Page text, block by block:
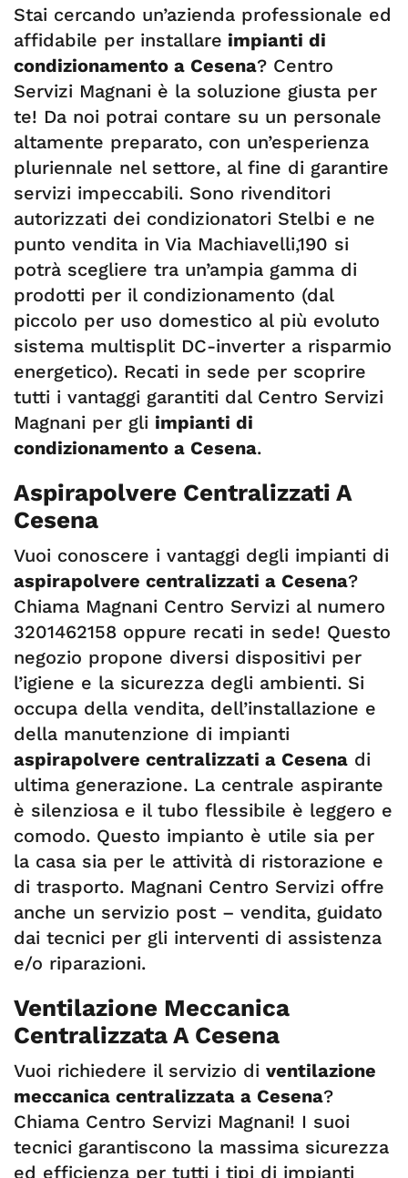
Stai cercando un’azienda professionale ed
affidabile per installare impianti di
condizionamento a Cesena? Centro
Servizi Magnani è la soluzione giusta per
te! Da noi potrai contare su un personale
altamente preparato, con un’esperienza
pluriennale nel settore, al fine di garantire
servizi impeccabili. Sono rivenditori
autorizzati dei condizionatori Stelbi e ne
punto vendita in Via Machiavelli,190 si
potrà scegliere tra un’ampia gamma di
prodotti per il condizionamento (dal
piccolo per uso domestico al più evoluto
sistema multisplit DC-inverter a risparmio
energetico). Recati in sede per scoprire
tutti i vantaggi garantiti dal Centro Servizi
Magnani per gli impianti di
condizionamento a Cesena.
Aspirapolvere Centralizzati A
Cesena
Vuoi conoscere i vantaggi degli impianti di
aspirapolvere centralizzati a Cesena?
Chiama Magnani Centro Servizi al numero
3201462158 oppure recati in sede! Questo
negozio propone diversi dispositivi per
l’igiene e la sicurezza degli ambienti. Si
occupa della vendita, dell’installazione e
della manutenzione di impianti
aspirapolvere centralizzati a Cesena di
ultima generazione. La centrale aspirante
è silenziosa e il tubo flessibile è leggero e
comodo. Questo impianto è utile sia per
la casa sia per le attività di ristorazione e
di trasporto. Magnani Centro Servizi offre
anche un servizio post – vendita, guidato
dai tecnici per gli interventi di assistenza
e/o riparazioni.
Ventilazione Meccanica
Centralizzata A Cesena
Vuoi richiedere il servizio di ventilazione
meccanica centralizzata a Cesena?
Chiama Centro Servizi Magnani! I suoi
tecnici garantiscono la massima sicurezza
ed efficienza per tutti i tipi di impianti